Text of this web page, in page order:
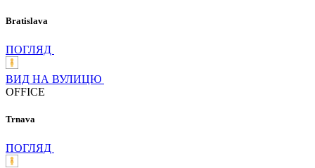
Bratislava
ПОГЛЯД
ВИД НА ВУЛИЦЮ
OFFICE
Trnava
ПОГЛЯД